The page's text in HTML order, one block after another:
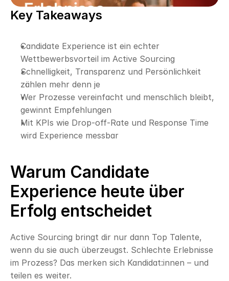
Key Takeaways
Candidate Experience ist ein echter
Wettbewerbsvorteil im Active Sourcing
Schnelligkeit, Transparenz und Persönlichkeit
zählen mehr denn je
Wer Prozesse vereinfacht und menschlich bleibt,
gewinnt Empfehlungen
Mit KPIs wie Drop-off-Rate und Response Time
wird Experience messbar
Warum Candidate
Experience heute über
Erfolg entscheidet
Active Sourcing bringt dir nur dann Top Talente,
wenn du sie auch überzeugst. Schlechte Erlebnisse
im Prozess? Das merken sich Kandidat:innen – und
teilen es weiter.